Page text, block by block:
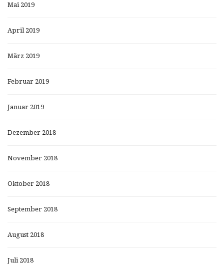
Mai 2019
April 2019
März 2019
Februar 2019
Januar 2019
Dezember 2018
November 2018
Oktober 2018
September 2018
August 2018
Juli 2018